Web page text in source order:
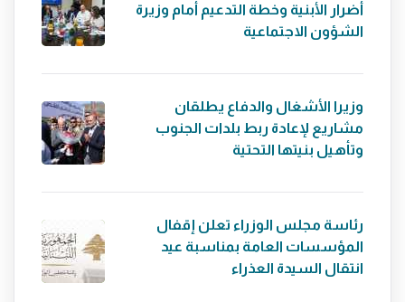
أضرار الأبنية وخطة التدعيم أمام وزيرة
الشؤون الاجتماعية
وزيرا الأشغال والدفاع يطلقان
مشاريع لإعادة ربط بلدات الجنوب
وتأهيل بنيتها التحتية
رئاسة مجلس الوزراء تعلن إقفال
المؤسسات العامة بمناسبة عيد
انتقال السيدة العذراء